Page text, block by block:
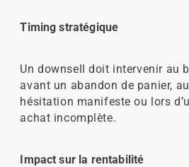
Timing stratégique
Un downsell doit intervenir au
avant un abandon de panier,
hésitation manifeste ou lors
achat incomplète.
Impact sur la rentabilité